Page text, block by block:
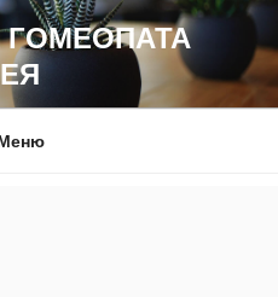
ГОМЕОПАТА